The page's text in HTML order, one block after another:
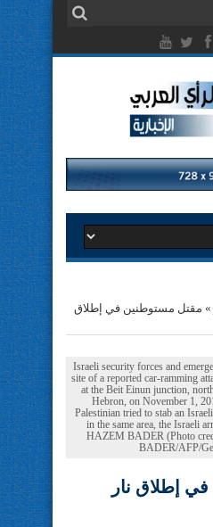
» مقتل مستوطنين في إطلاق
Israeli security forces and
site of a reported car-ramming
at the Beit Einun junction,
Hebron, on November 1,
Palestinian tried to stab an
in the same area, the Israeli
HAZEM BADER (Photo
BADER/AFP/
إطلاق نار